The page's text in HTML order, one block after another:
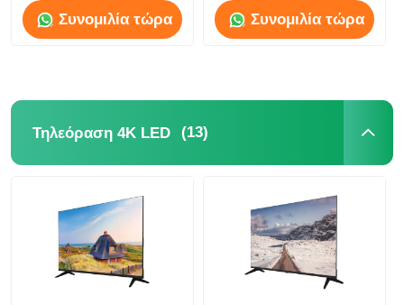
Συνομιλία τώρα Συνομιλία τώρα
Τηλεόραση 4K LED (13)